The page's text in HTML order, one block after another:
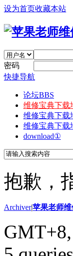
设为首页收藏本站
密码
快捷导航
论坛BBS
维修宝典下载
维修宝典下载
维修宝典下载
download①
抱歉，
Archiver|苹果老师